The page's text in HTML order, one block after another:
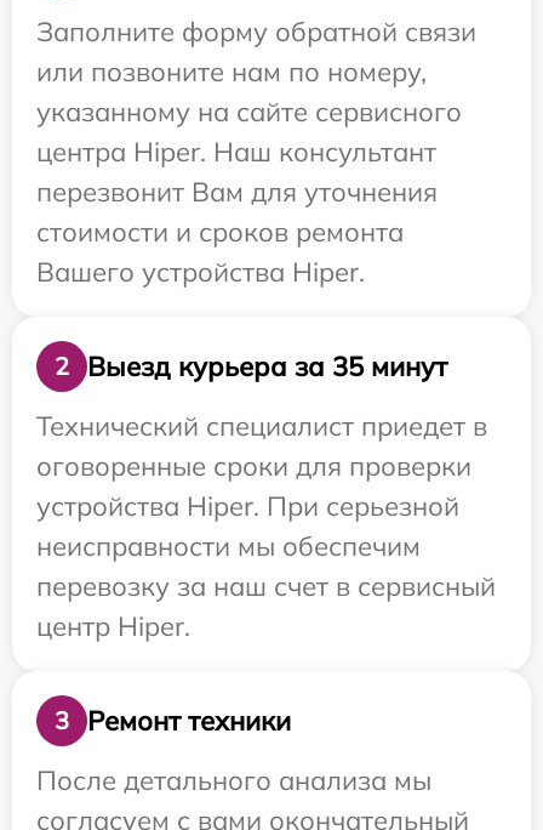
Заполните форму обратной связи
или позвоните нам по номеру,
указанному на сайте сервисного
центра Hiper. Наш консультант
перезвонит Вам для уточнения
стоимости и сроков ремонта
Вашего устройства Hiper.
2
Выезд курьера за 35 минут
Технический специалист приедет в
оговоренные сроки для проверки
устройства Hiper. При серьезной
неисправности мы обеспечим
перевозку за наш счет в сервисный
центр Hiper.
3
Ремонт техники
После детального анализа мы
согласуем с вами окончательный